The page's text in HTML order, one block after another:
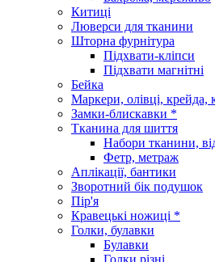
Китиці
Люверси для тканини
Шторна фурнітура
Підхвати-кліпси
Підхвати магнітні
Бейка
Маркери, олівці, крейда,
Замки-блискавки *
Тканина для шиття
Набори тканини,
Фетр, метраж
Аплікації, бантики
Зворотний бік подушок
Пір'я
Кравецькі ножиці *
Голки, булавки
Булавки
Голки різні